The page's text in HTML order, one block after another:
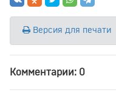
Версия для печати
Комментарии: 0